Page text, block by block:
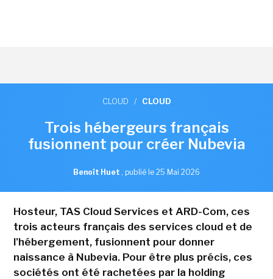
CLOUD / CLOUD
Trois hébergeurs français
fusionnent pour créer Nubevia
Benoît Huet , publié le 25 Mai 2026
Hosteur, TAS Cloud Services et ARD-Com, ces
trois acteurs français des services cloud et de
l'hébergement, fusionnent pour donner
naissance à Nubevia. Pour être plus précis, ces
sociétés ont été rachetées par la holding